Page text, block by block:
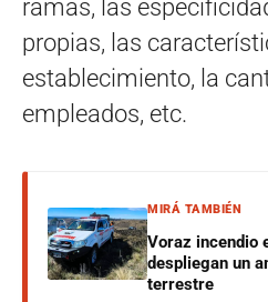
ramas, las
propias, las
establecimiento, la
empleados, etc.
MIRÁ TAMBIÉN
Voraz incendio
despliegan un
terrestre